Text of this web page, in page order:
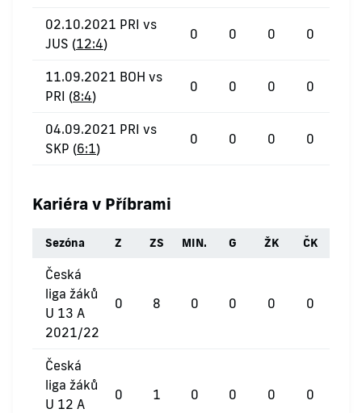
02.10.2021 PRI vs
JUS (12:4)
0 0 0 0
11.09.2021 BOH vs
PRI (8:4)
0 0 0 0
04.09.2021 PRI vs
SKP (6:1)
0 0 0 0
Kariéra v Příbrami
Sezóna Z ZS MIN. G ŽK ČK
Česká
liga žáků
U 13 A
2021/22
0 8 0 0 0 0
Česká
liga žáků
U 12 A
0 1 0 0 0 0